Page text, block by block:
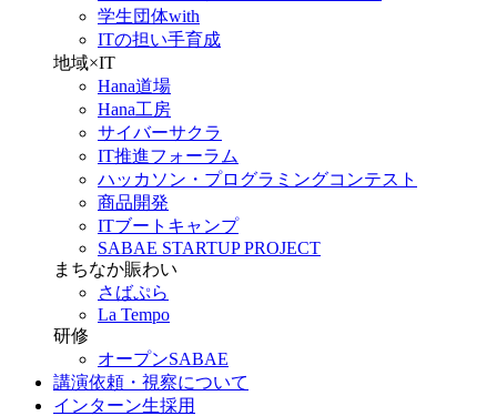
学生団体with
ITの担い手育成
地域×IT
Hana道場
Hana工房
サイバーサクラ
IT推進フォーラム
ハッカソン・プログラミングコンテスト
商品開発
ITブートキャンプ
SABAE STARTUP PROJECT
まちなか賑わい
さばぷら
La Tempo
研修
オープンSABAE
講演依頼・視察について
インターン生採用